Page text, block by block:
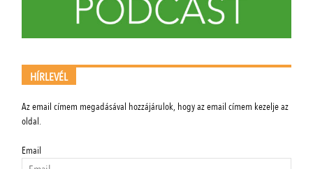
HÍRLEVÉL
Az email címem megadásával hozzájárulok, hogy az email címem kezelje az
oldal.
Email